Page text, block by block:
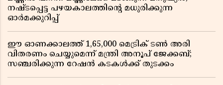
നഷ്ടപ്പെട്ട പഴയകാലത്തിൻ്റെ മധുരിക്കുന്ന
ഓർമക്കുറിപ്പ്
ഈ ഓണക്കാലത്ത് 1,65,000 മെട്രിക് ടൺ അരി
വിതരണം ചെയ്യുമെന്ന് മന്ത്രി അനൂപ് ജേക്കബ്;
സഞ്ചരിക്കുന്ന റേഷൻ കടകൾക്ക് തുടക്കം